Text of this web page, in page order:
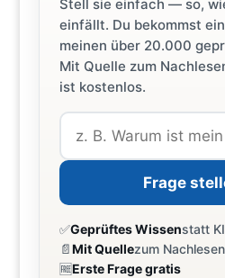
Stell sie einfach — so,
einfällt. Du bekommst
meinen über 20.000
Mit Quelle zum
ist kostenlos.
Frage
✅Geprüftes Wissenstatt
📄Mit Quellezum Nachlesen
🆓Erste Frage gratis